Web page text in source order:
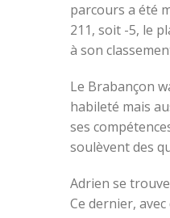
parcours a été
211, soit -5, le
à son
Le Brabançon
habileté mais
ses
soulèvent des
Adrien se
Ce dernier,